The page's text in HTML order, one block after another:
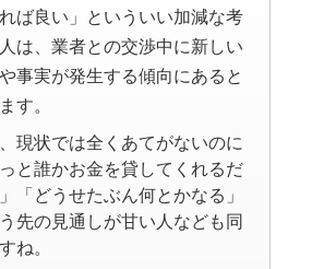
ば良い」といういい加減な考
は、業者との交渉中に新しい
事実が発生する傾向にあると
す。
現状では全くあてがないのに
っと誰かお金を貸してくれるだ
「どうせたぶん何とかなる」
先の見通しが甘い人なども同
ね。